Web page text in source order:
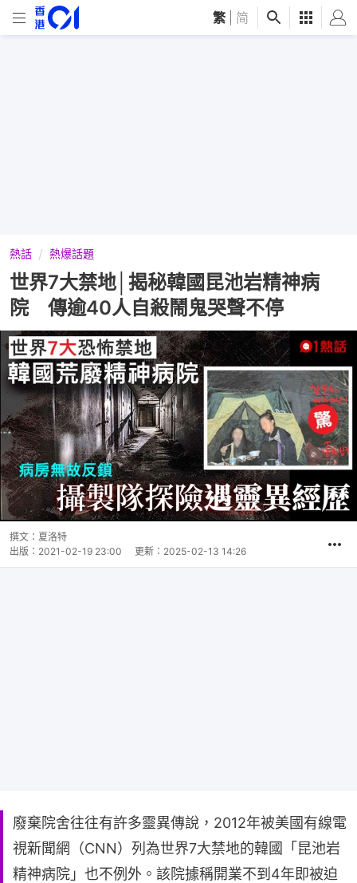
繁 简
熱話 熱爆話題
世界7大禁地│揭秘韓國昆池岩精神病
院 傳逾40人自殺鬧鬼哭聲不停
撰文： 夏洛特
出版： 2021-02-19 23:00 更新： 2025-02-13 14:26
廢棄院舍往往有許多靈異傳說，2012年被美國有線電
視新聞網（CNN）列為世界7大禁地的韓國「昆池岩
精神病院」也不例外。該院據稱開業不到4年即被迫